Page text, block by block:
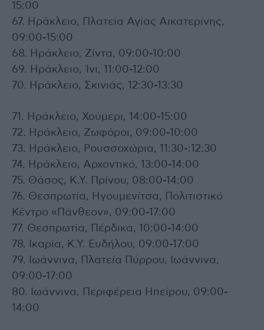
15:00
67. Ηράκλειο, Πλατεία Αγίας Αικατερίνης,
09:00-15:00
68. Ηράκλειο, Ζίντα, 09:00-10:00
69. Ηράκλειο, Ίνι, 11:00-12:00
70. Ηράκλειο, Σκινιάς, 12:30-13:30
71. Ηράκλειο, Χούμερι, 14:00-15:00
72. Ηράκλειο, Ζωφόροι, 09:00-10:00
73. Ηράκλειο, Ρουσσοχώρια, 11:30-:12:30
74. Ηράκλειο, Αρχοντικό, 13:00-14:00
75. Θάσος, Κ.Υ. Πρίνου, 08:00-14:00
76. Θεσπρωτία, Ηγουμενίτσα, Πολιτιστικό
Κέντρο «Πάνθεον», 09:00-17:00
77. Θεσπρωτία, Πέρδικα, 10:00-14:00
78. Ικαρία, Κ.Υ. Ευδήλου, 09:00-17:00
79. Ιωάννινα, Πλατεία Πύρρου, Ιωάννινα,
09:00-17:00
80. Ιωάννινα, Περιφέρεια Ηπείρου, 09:00-
14:00